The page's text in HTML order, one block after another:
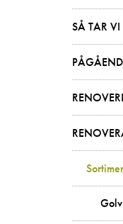
SÅ TAR